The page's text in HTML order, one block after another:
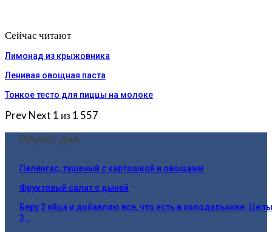
Сейчас читают
Лимонад из крыжовника
Ленивая овощная паста
Тонкое тесто для пиццы на молоке
PrevNext 1 из 1 557
Рецепт дня:
Пеленгас, тушеный с картошкой и овощами
Фруктовый салат с дыней
Беру 2 яйца и добавляю все, что есть в холодильнике.
3…